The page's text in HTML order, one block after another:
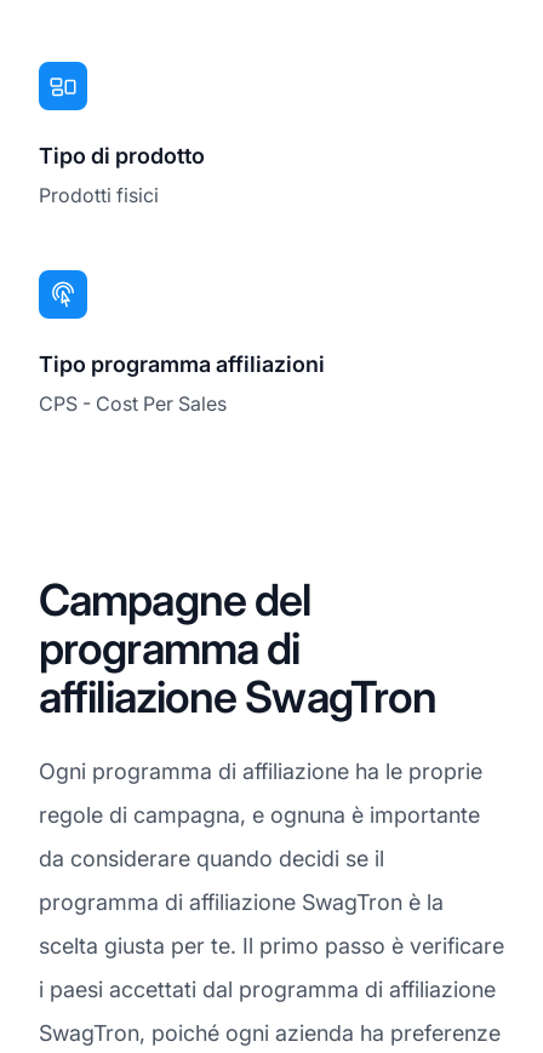
Tipo di prodotto
Prodotti fisici
Tipo programma affiliazioni
CPS - Cost Per Sales
Campagne del
programma di
affiliazione SwagTron
Ogni programma di affiliazione ha le proprie
regole di campagna, e ognuna è importante
da considerare quando decidi se il
programma di affiliazione SwagTron è la
scelta giusta per te. Il primo passo è verificare
i paesi accettati dal programma di affiliazione
SwagTron, poiché ogni azienda ha preferenze